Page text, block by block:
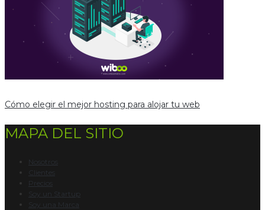
Cómo elegir el mejor hosting para alojar tu web
MAPA DEL SITIO
Nosotros
Clientes
Precios
Soy un Startup
Soy una Marca